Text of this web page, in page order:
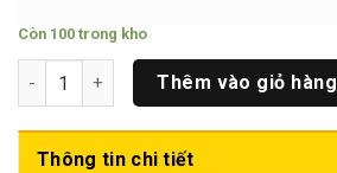
Còn 100 trong kho
Nhôm Tròn Phi (16 x 500)mm số lượng
Thêm vào giỏ hàng
Thông tin chi tiết